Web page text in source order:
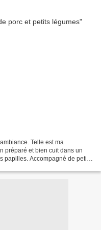
Telle est ma
préparé et bien cuit dans un
Accompagné de petits